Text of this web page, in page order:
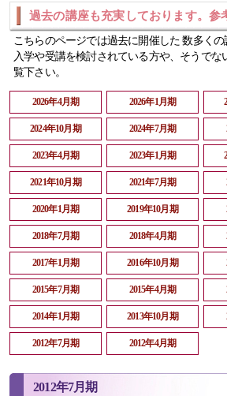
過去の講座も充実しております。参
こちらのページでは過去に開催した 数多くの
入学や受講を検討されている方や、そうで
覧下さい。
2026年4月期 2026年1月期
2024年10月期 2024年7月期
2023年4月期 2023年1月期
2021年10月期 2021年7月期
2020年1月期 2019年10月期
2018年7月期 2018年4月期
2017年1月期 2016年10月期
2015年7月期 2015年4月期
2014年1月期 2013年10月期
2012年7月期 2012年4月期
2012年7月期